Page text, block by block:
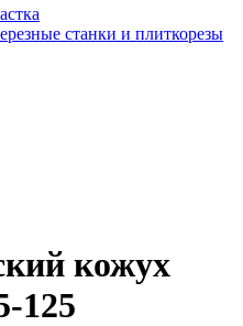
станки и плиткорезы
кожух
125